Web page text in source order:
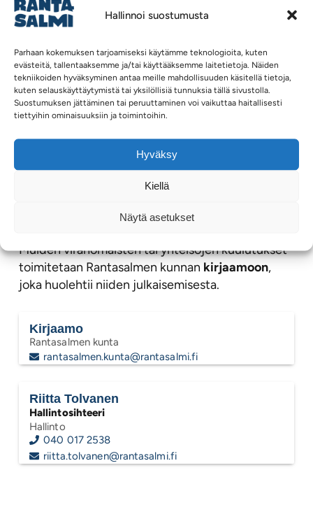
Hallinnoi suostumusta
Parhaan kokemuksen tarjoamiseksi käytämme teknologioita, kuten
evästeitä, tallentaaksemme ja/tai käyttääksemme laitetietoja. Näiden
tekniikoiden hyväksyminen antaa meille mahdollisuuden käsitellä tietoja,
kuten selauskäyttäytymistä tai yksilöllisiä tunnuksia tällä sivustolla.
Suostumuksen jättäminen tai peruuttaminen voi vaikuttaa haitallisesti
tiettyihin ominaisuuksiin ja toimintoihin.
Hyväksy
Kiellä
Näytä asetukset
Sidonnaisuusilmoitukset
Luottamushenkilöiden ja viranhaltijoiden
sidonnaisuusilmoitukset julkaistaan kunnan
Sidonnaisuusilmoitukset
Muiden viranomaisten tai yhteisöjen kuulutukset
toimitetaan Rantasalmen kunnan kirjaamoon,
joka huolehtii niiden julkaisemisesta.
Kirjaamo
Rantasalmen kunta
rantasalmen.kunta@rantasalmi.fi
Riitta Tolvanen
Hallintosihteeri
Hallinto
040 017 2538
riitta.tolvanen@rantasalmi.fi